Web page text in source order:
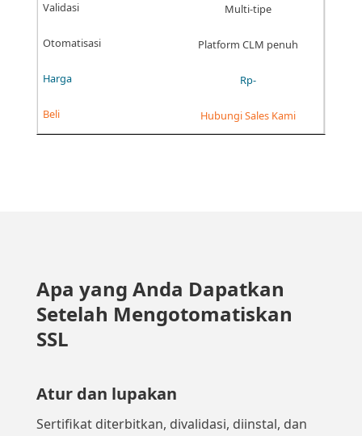
Multi-tipe
Platform CLM penuh
Rp-
Hubungi Sales Kami
Apa yang Anda Dapatkan
Setelah Mengotomatiskan
SSL
Atur dan lupakan
Sertifikat diterbitkan, divalidasi, diinstal, dan